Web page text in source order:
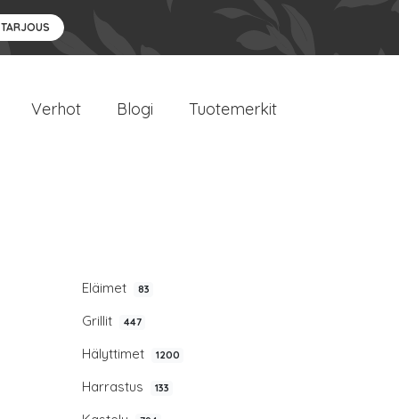
Verhot Blogi Tuotemerkit
Eläimet 83
Grillit 447
Hälyttimet 1200
Harrastus 133